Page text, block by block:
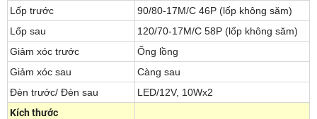
Lốp trước
90/80-17M/C 46P (lốp không săm)
Lốp sau
120/70-17M/C 58P (lốp không săm)
Giảm xóc trước
Ống lồng
Giảm xóc sau
Càng sau
Đèn trước/ Đèn sau
LED/12V, 10Wx2
Kích thước